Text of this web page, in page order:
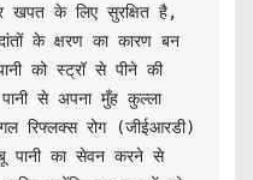
खपत के लिए सुरक्षित है,
के क्षरण का कारण बन
को स्ट्रॉ से पीने की
से अपना मुँह कुल्ला
रिफ्लक्स रोग (जीईआरडी)
पानी का सेवन करने से